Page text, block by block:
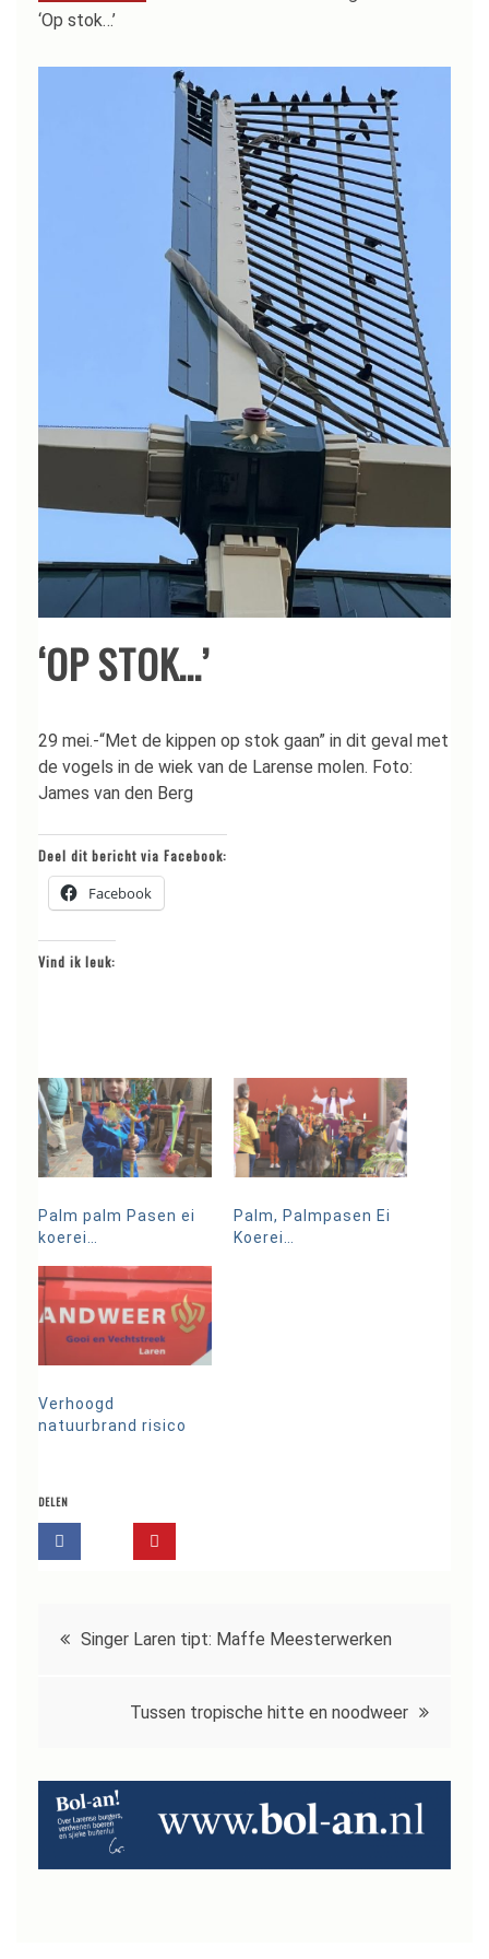
‘Op stok…’
‘OP STOK…’
29 mei.-“Met de kippen op stok gaan” in dit geval met
de vogels in de wiek van de Larense molen. Foto:
James van den Berg
Deel dit bericht via Facebook:
Facebook
Vind ik leuk:
Palm palm Pasen ei
koerei…
Palm, Palmpasen Ei
Koerei…
Verhoogd
natuurbrand risico
DELEN
Bericht
Singer Laren tipt: Maffe Meesterwerken
Tussen tropische hitte en noodweer